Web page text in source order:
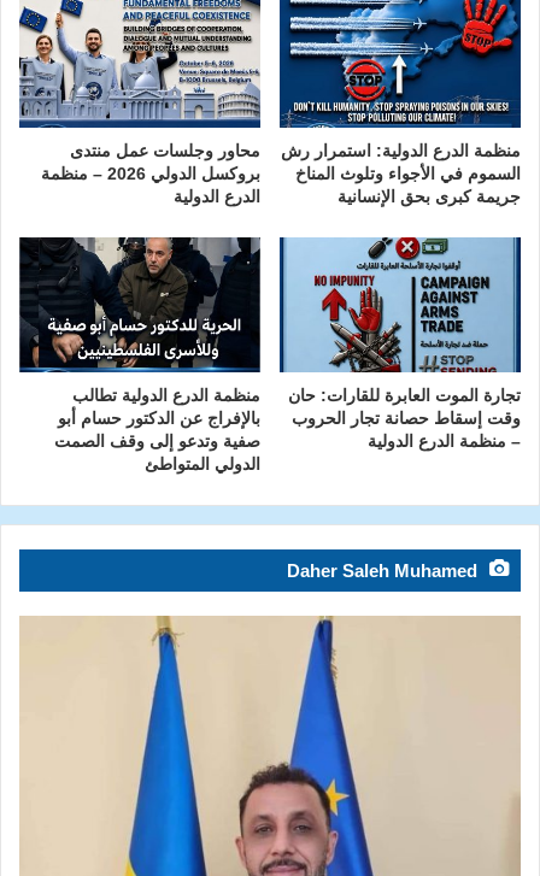
منظمة الدرع الدولية: استمرار رش
السموم في الأجواء وتلوث المناخ
جريمة كبرى بحق الإنسانية
محاور وجلسات عمل منتدى
بروكسل الدولي 2026 – منظمة
الدرع الدولية
تجارة الموت العابرة للقارات: حان
وقت إسقاط حصانة تجار الحروب
– منظمة الدرع الدولية
منظمة الدرع الدولية تطالب
بالإفراج عن الدكتور حسام أبو
صفية وتدعو إلى وقف الصمت
الدولي المتواطئ
Daher Saleh Muhamed